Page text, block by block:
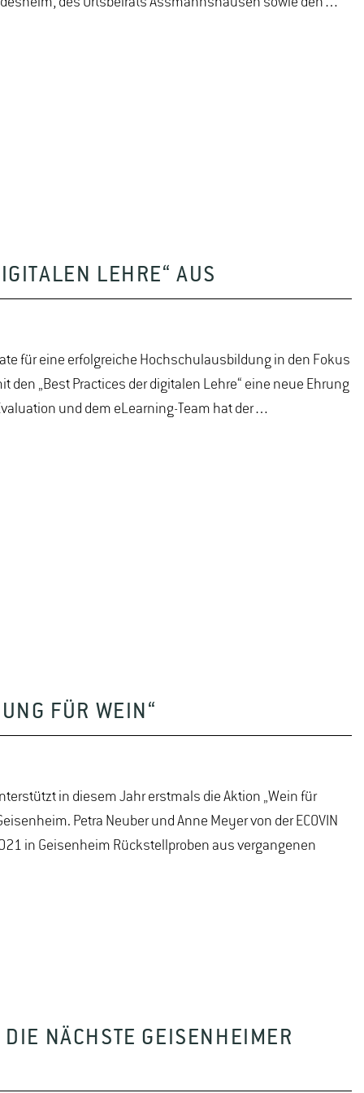
LEHRE“ AUS
für eine erfolgreiche Hochschulausbildung in den Fokus
„Best Practices der digitalen Lehre“ eine neue Ehrung
und dem eLearning-Team hat der…
FÜR WEIN“
in diesem Jahr erstmals die Aktion „Wein für
Petra Neuber und Anne Meyer von der ECOVIN
in Geisenheim Rückstellproben aus vergangenen
NÄCHSTE GEISENHEIMER